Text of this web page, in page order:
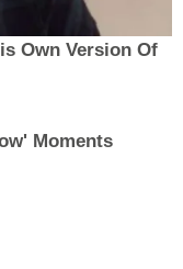
Own Version Of
Moments